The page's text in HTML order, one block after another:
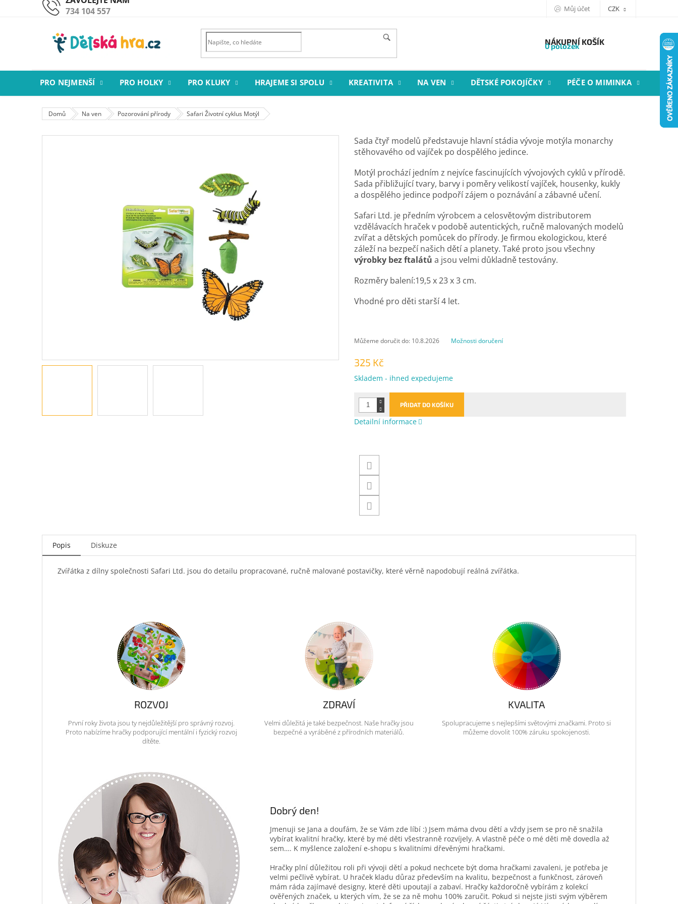
734 104 557 Můj účet CZK
NÁKUPNÍ KOŠÍK
0 položek
PRO NEJMENŠÍ PRO HOLKY PRO KLUKY HRAJEME SI SPOLU KREATIVITA NA VEN DĚTSKÉ POKOJÍČKY PÉČE O MIMINKA
Domů Na ven Pozorování přírody Safari Životní cyklus Motýl
325 Kč
Měrná
Skladem - ihned expedujeme
Můžeme doručit do: 10.8.2026 Možnosti doručení
PŘIDAT DO KOŠÍKU
Sada čtyř modelů představuje hlavní stádia vývoje motýla monarchy
stěhovavého od vajíček po dospělého jedince.
Motýl prochází jedním z nejvíce fascinujících vývojových cyklů v přírodě.
Sada přibližující tvary, barvy i poměry velikostí vajíček, housenky, kukly
a dospělého jedince podpoří zájem o poznávání a zábavné učení.
Safari Ltd. je předním výrobcem a celosvětovým distributorem
vzdělávacích hraček v podobě autentických, ručně malovaných modelů
zvířat a dětských pomůcek do přírody. Jefirmou ekologickou, které
záleží na bezpečí našich dětí a planety. Také proto jsou všechny
výrobky bez ftalátů a jsou velmi důkladně testovány.
Rozměry balení:19,5 x 23 x 3 cm.
Vhodné pro děti starší 4 let.
Detailní informace
Popis Diskuze
Zvířátka z dílny společnosti Safari Ltd. jsou do detailu propracované, ručně malované postavičky, které věrně napodobují reálná zvířátka.
ROZVOJ
První roky života jsou ty nejdůležitější pro správný rozvoj.
Proto nabízíme hračky podporující mentální i fyzický rozvoj
dítěte.
ZDRAVÍ
Velmi důležitá je také bezpečnost. Naše hračky jsou
bezpečné a vyráběné z přírodních materiálů.
KVALITA
Spolupracujeme s nejlepšími světovými značkami. Proto si
můžeme dovolit 100% záruku spokojenosti.
Dobrý den!
Jmenuji se Jana a doufám, že se Vám zde líbí :) Jsem máma dvou dětí a vždy jsem se pro ně snažila
vybírat kvalitní hračky, které by mé děti všestranně rozvíjely. A vlastně péče o mé děti mě dovedla až
sem…. K myšlence založení e-shopu s kvalitními dřevěnými hračkami.
Hračky plní důležitou roli při vývoji dětí a pokud nechcete být doma hračkami zavaleni, je potřeba je
velmi pečlivě vybírat. U hraček kladu důraz především na kvalitu, bezpečnost a funkčnost, zároveň
mám ráda zajímavé designy, které děti upoutají a zabaví. Hračky každoročně vybírám z kolekcí
ověřených značek, u kterých vím, že se za ně mohu 100% zaručit. Pokud si nejste jisti svým výběrem